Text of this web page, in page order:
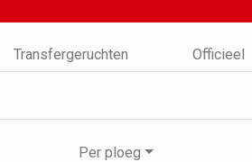
Transfergeruchten Officieel
Per ploeg